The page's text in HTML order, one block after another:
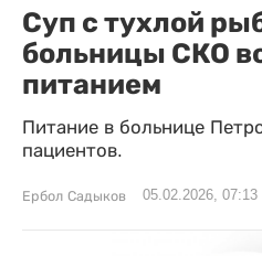
Суп с тухлой
больницы СКО
питанием
Питание в больнице
пациентов.
Ербол Садыков 05.02.2026, 07:13